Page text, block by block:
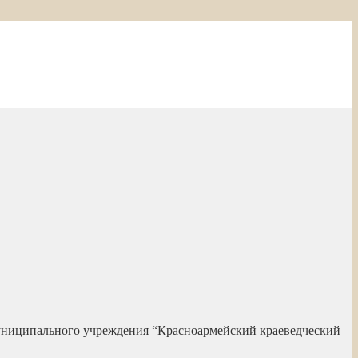
учреждения “Красноармейский краеведческий